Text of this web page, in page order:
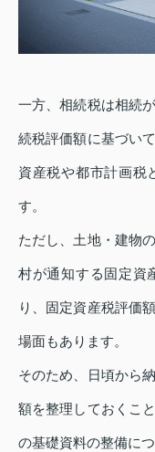
一方、相続税は相続
続税評価額に基づい
資産税や都市計画税
す。
ただし、土地・建物
村が通知する固定資
り、固定資産税評価
場面もあります。
そのため、日頃から
額を整理しておくこ
の基礎資料の整備につ